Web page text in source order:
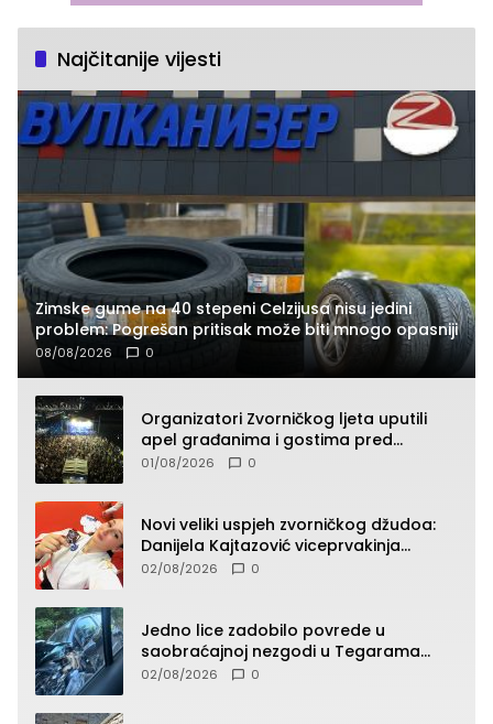
Najčitanije vijesti
Zimske gume na 40 stepeni Celzijusa nisu jedini
problem: Pogrešan pritisak može biti mnogo opasniji
08/08/2026 0
Organizatori Zvorničkog ljeta uputili
apel građanima i gostima pred
početak koncertnog programa
01/08/2026 0
Novi veliki uspjeh zvorničkog džudoa:
Danijela Kajtazović viceprvakinja
Balkana u seniorskoj konkurenciji
02/08/2026 0
Jedno lice zadobilo povrede u
saobraćajnoj nezgodi u Tegarama
(FOTO)
02/08/2026 0